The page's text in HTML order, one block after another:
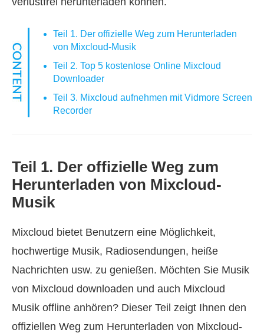
Teil 1. Der offizielle Weg zum Herunterladen
von Mixcloud-Musik
Teil 2. Top 5 kostenlose Online Mixcloud
Downloader
Teil 3. Mixcloud aufnehmen mit Vidmore Screen
Recorder
Teil 1. Der offizielle Weg zum
Herunterladen von Mixcloud-
Musik
Mixcloud bietet Benutzern eine Möglichkeit,
hochwertige Musik, Radiosendungen, heiße
Nachrichten usw. zu genießen. Möchten Sie Musik
von Mixcloud downloaden und auch Mixcloud
Musik offline anhören? Dieser Teil zeigt Ihnen den
offiziellen Weg zum Herunterladen von Mixcloud-